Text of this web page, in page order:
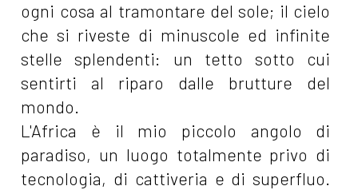
ogni cosa al tramontare del sole; il cielo
che si riveste di minuscole ed infinite
stelle splendenti: un tetto sotto cui
sentirti al riparo dalle brutture del
mondo.
L'Africa è il mio piccolo angolo di
paradiso, un luogo totalmente privo di
tecnologia, di cattiveria e di superfluo.